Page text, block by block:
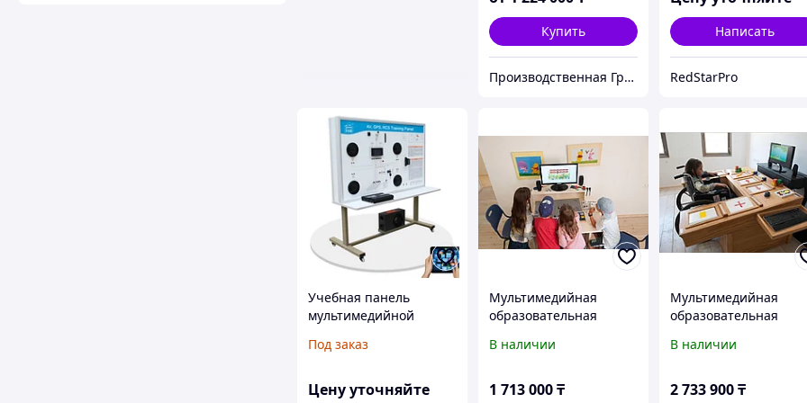
Купить
Производственная Группа Компаний ITB-TRADE
Написать
RedStarPro
Учебная панель
мультимедийной
автомобиля
Под заказ
Цену уточняйте
Мультимедийная
образовательная
В наличии
1 713 000₸
Мультимедийная
образовательная
В наличии
2 733 900₸